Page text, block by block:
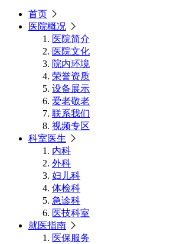
首页
医院概况
医院简介
医院文化
院内环境
荣誉资质
设备展示
爱老敬老
联系我们
视频专区
科室医生
内科
外科
妇儿科
体检科
急诊科
医技科室
就医指南
医保服务